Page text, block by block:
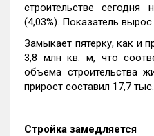
строительстве
(4,03%). Показатель
Замыкает пятерку, как и
3,8 млн кв. м, что
объема строительства
прирост составил 17,7
Стройка замедляется